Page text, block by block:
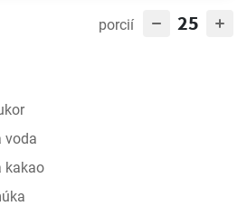
porcií 25
voda
kakao